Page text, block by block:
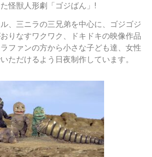
怪獣人形劇「ゴジばん」!
、三ニラの三兄弟を中心に、ゴジゴジ
りなすワクワク、ドキドキの映像作品
ファンの方から小さな子ども達、女性
ただけるよう日夜制作しています。